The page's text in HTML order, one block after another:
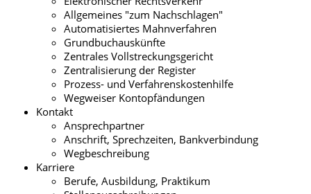
Allgemeines "zum Nachschlagen"
Automatisiertes Mahnverfahren
Grundbuchauskünfte
Zentrales Vollstreckungsgericht
Zentralisierung der Register
Prozess- und Verfahrenskostenhilfe
Wegweiser Kontopfändungen
Kontakt
Ansprechpartner
Anschrift, Sprechzeiten, Bankverbindung
Wegbeschreibung
Karriere
Berufe, Ausbildung, Praktikum